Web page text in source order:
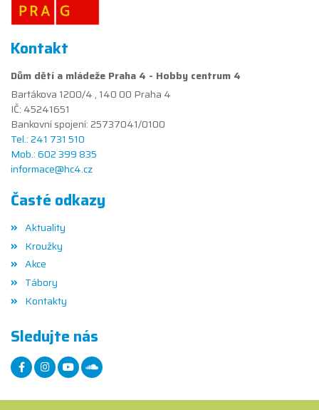
Kontakt
Dům dětí a mládeže Praha 4 - Hobby centrum 4
Bartákova 1200/4 , 140 00 Praha 4
IČ: 45241651
Bankovní spojení: 25737041/0100
Tel.: 241 731 510
Mob.: 602 399 835
informace@hc4.cz
Časté odkazy
Aktuality
Kroužky
Akce
Tábory
Kontakty
Sledujte nás